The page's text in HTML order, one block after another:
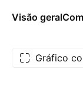
Visão geral
Gráfico